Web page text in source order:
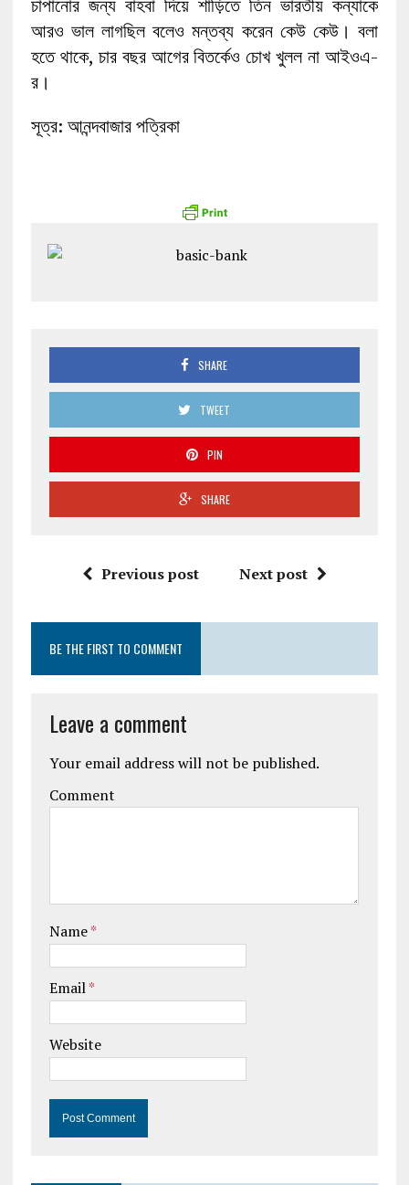
চাপানোর জন্য বাহবা দিয়ে শাড়িতে তিন ভারতীয় কন্যাকে
আরও ভাল লাগছিল বলেও মন্তব্য করেন কেউ কেউ। বলা
হতে থাকে, চার বছর আগের বিতর্কেও চোখ খুলল না আইওএ-
র।
সূত্র: আনন্দবাজার পত্রিকা
SHARE
TWEET
PIN
SHARE
Previous post Next post
BE THE FIRST TO COMMENT
Leave a comment
Your email address will not be published.
Comment
Name*
Email*
Website